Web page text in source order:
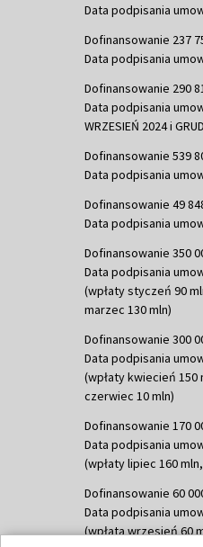
Data podpisania
Dofinansowanie 237
Data podpisania
Dofinansowanie 290
Data podpisania
WRZESIEŃ 2024 i
Dofinansowanie 539
Data podpisania
Dofinansowanie 49
Data podpisania
Dofinansowanie 350
Data podpisania
(wpłaty styczeń 90
marzec 130 mln)
Dofinansowanie 300
Data podpisania
(wpłaty kwiecień 150
czerwiec 10 mln)
Dofinansowanie 170
Data podpisania
(wpłaty lipiec 160
Dofinansowanie 60
Data podpisania
(wpłata wrzesień 60